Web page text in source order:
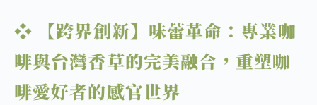
❖ 【跨界創新】味蕾革命：專業咖
啡與台灣香草的完美融合，重塑咖
啡愛好者的感官世界